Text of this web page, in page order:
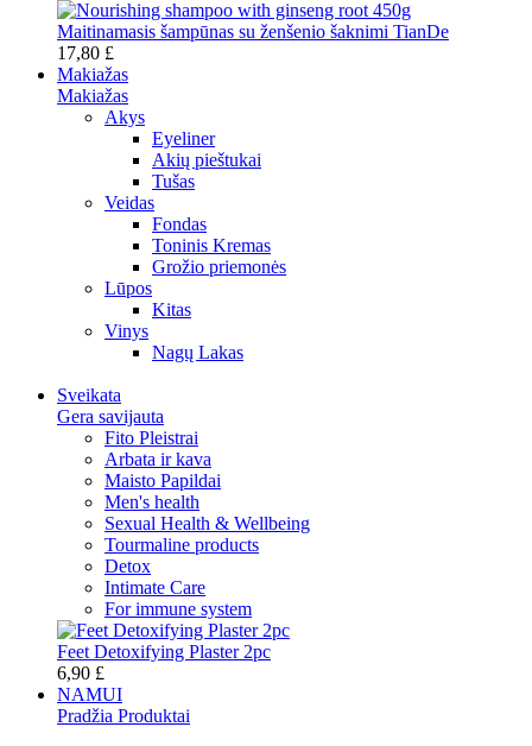
Maitinamasis šampūnas su ženšenio šaknimi TianDe
17,80 £
Makiažas
Makiažas
Akys
Eyeliner
Akių pieštukai
Tušas
Veidas
Fondas
Toninis Kremas
Grožio priemonės
Lūpos
Kitas
Vinys
Nagų Lakas
Sveikata
Gera savijauta
Fito Pleistrai
Arbata ir kava
Maisto Papildai
Men's health
Sexual Health & Wellbeing
Tourmaline products
Detox
Intimate Care
For immune system
Feet Detoxifying Plaster 2pc
6,90 £
NAMUI
Pradžia Produktai